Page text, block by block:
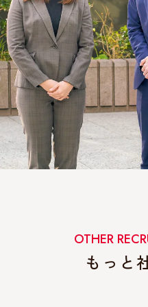
OTHER
もっと